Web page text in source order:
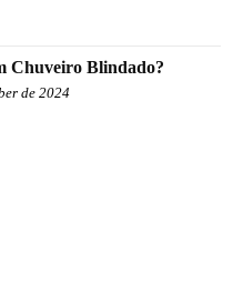
Chuveiro Blindado?
de 2024